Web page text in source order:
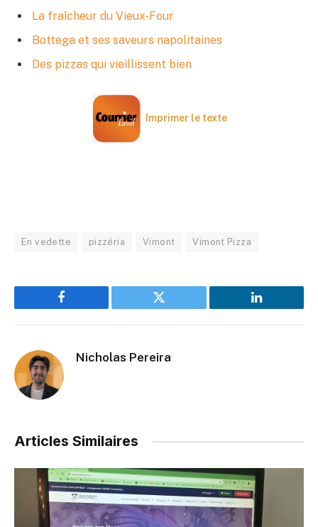
La fraîcheur du Vieux-Four
Bottega et ses saveurs napolitaines
Des pizzas qui vieillissent bien
Imprimer le texte
En vedette pizzéria Vimont Vimont Pizza
Facebook Twitter LinkedIn
Nicholas Pereira
Articles Similaires